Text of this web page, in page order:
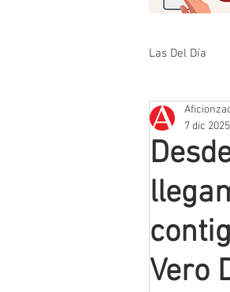
Las Del Día
Que no
Vero
7 dic 2025